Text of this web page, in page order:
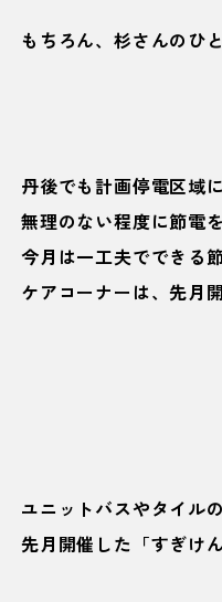
もちろん、杉さんのひ
丹後でも計画停電区域
無理のない程度に節電
今月は一工夫でできる
ケアコーナーは、先月
ユニットバスやタイル
先月開催した「すぎけ